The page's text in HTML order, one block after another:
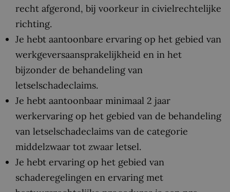
recht afgerond, bij voorkeur in civielrechtelijke
richting.
Je hebt aantoonbare ervaring op het gebied van
werkgeversaansprakelijkheid en in het
bijzonder de behandeling van
letselschadeclaims.
Je hebt aantoonbaar minimaal 2 jaar
werkervaring op het gebied van de behandeling
van letselschadeclaims van de categorie
middelzwaar tot zwaar letsel.
Je hebt ervaring op het gebied van
schaderegelingen en ervaring met